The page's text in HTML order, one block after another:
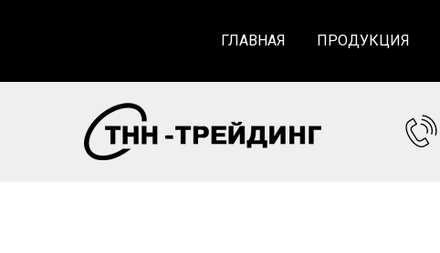
ГЛАВНАЯ ПРОДУКЦИЯ